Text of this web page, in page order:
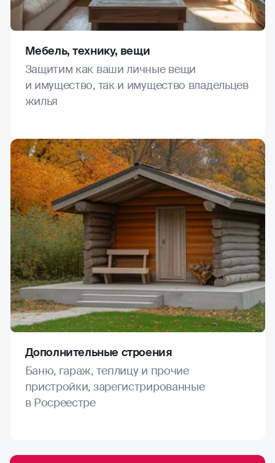
Мебель, технику, вещи
Защитим как ваши личные вещи
и имущество, так и имущество владельцев
жилья
Дополнительные строения
Баню, гараж, теплицу и прочие
пристройки, зарегистрированные
в Росреестре